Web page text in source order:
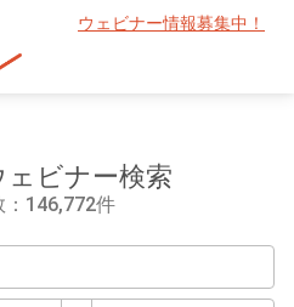
ウェビナー情報募集中！
ェビナー検索
：146,772件